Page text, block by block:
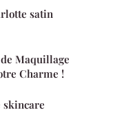
satin
Maquillage
Charme !
skincare